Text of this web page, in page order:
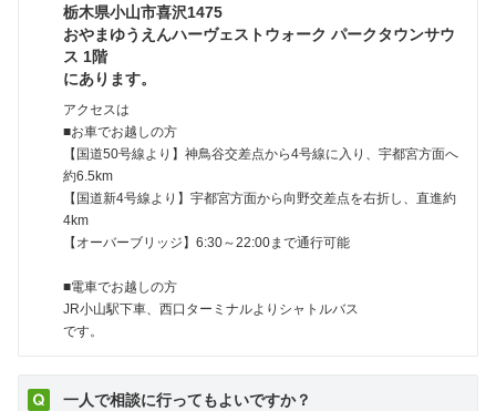
栃木県小山市喜沢1475
おやまゆうえんハーヴェストウォーク パークタウンサウ
ス 1階
にあります。
アクセスは
■お車でお越しの方
【国道50号線より】神鳥谷交差点から4号線に入り、宇都宮方面へ
約6.5km
【国道新4号線より】宇都宮方面から向野交差点を右折し、直進約
4km
【オーバーブリッジ】6:30～22:00まで通行可能
■電車でお越しの方
JR小山駅下車、西口ターミナルよりシャトルバス
です。
一人で相談に行ってもよいですか？